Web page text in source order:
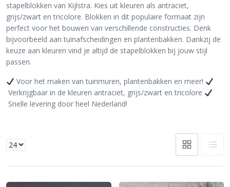
stapelblokken van Kijlstra. Kies uit kleuren als antraciet,
grijs/zwart en tricolore. Blokken in dit populaire formaat zijn
perfect voor het bouwen van verschillende constructies. Denk
bijvoorbeeld aan tuinafscheidingen en plantenbakken. Dankzij de
keuze aan kleuren vind je altijd de stapelblokken bij jouw stijl
passen.
Voor het maken van tuinmuren, plantenbakken en meer!
Verkrijgbaar in de kleuren antraciet, grijs/zwart en tricolore
Snelle levering door heel Nederland!